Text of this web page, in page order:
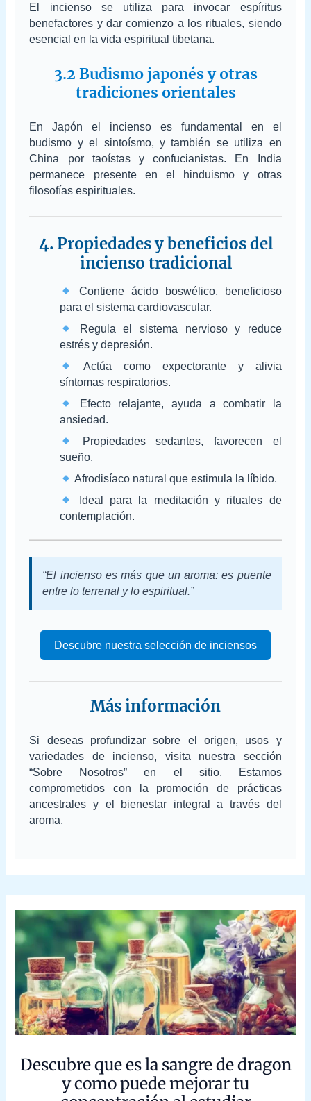
El incienso se utiliza para invocar espíritus
benefactores y dar comienzo a los rituales, siendo
esencial en la vida espiritual tibetana.
3.2 Budismo japonés y otras
tradiciones orientales
En Japón el incienso es fundamental en el
budismo y el sintoísmo, y también se utiliza en
China por taoístas y confucianistas. En India
permanece presente en el hinduismo y otras
filosofías espirituales.
4. Propiedades y beneficios del
incienso tradicional
Contiene ácido boswélico, beneficioso
para el sistema cardiovascular.
Regula el sistema nervioso y reduce
estrés y depresión.
Actúa como expectorante y alivia
síntomas respiratorios.
Efecto relajante, ayuda a combatir la
ansiedad.
Propiedades sedantes, favorecen el
sueño.
Afrodisíaco natural que estimula la líbido.
Ideal para la meditación y rituales de
contemplación.
“El incienso es más que un aroma: es puente
entre lo terrenal y lo espiritual.”
Descubre nuestra selección de inciensos
Más información
Si deseas profundizar sobre el origen, usos y
variedades de incienso, visita nuestra sección
“Sobre Nosotros” en el sitio. Estamos
comprometidos con la promoción de prácticas
ancestrales y el bienestar integral a través del
aroma.
Descubre que es la sangre de dragon y
como puede mejorar tu concentración al